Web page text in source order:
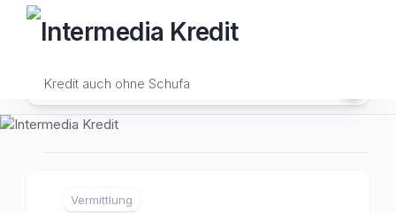
Kredit auch ohne Schufa
Vermittlung